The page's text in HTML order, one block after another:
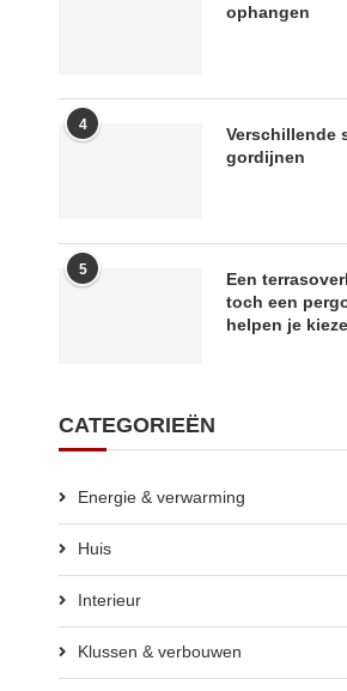
ophangen
4
Verschillende
gordijnen
5
Een
toch een
helpen je
CATEGORIEËN
Energie & verwarming
Huis
Interieur
Klussen & verbouwen